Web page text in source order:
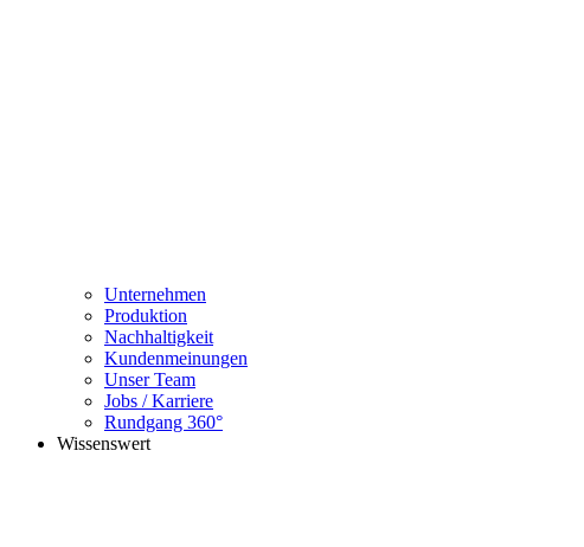
Unternehmen
Produktion
Nachhaltigkeit
Kundenmeinungen
Unser Team
Jobs / Karriere
Rundgang 360°
Wissenswert